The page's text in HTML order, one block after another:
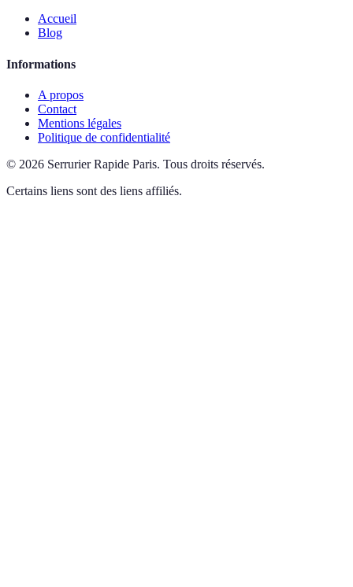
Accueil
Blog
Informations
A propos
Contact
Mentions légales
Politique de confidentialité
© 2026 Serrurier Rapide Paris. Tous droits réservés.
Certains liens sont des liens affiliés.